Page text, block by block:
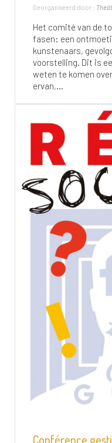
Georganiseerd door :
Het comité van de
fasen: een
kunstenaars,
voorstelling. Dit is
weten te komen
ervan,...
Conférence